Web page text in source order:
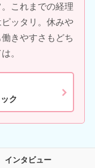
これまでの経理
ッタリ。休みや
きやすさもどち
。
ク
インタビュー